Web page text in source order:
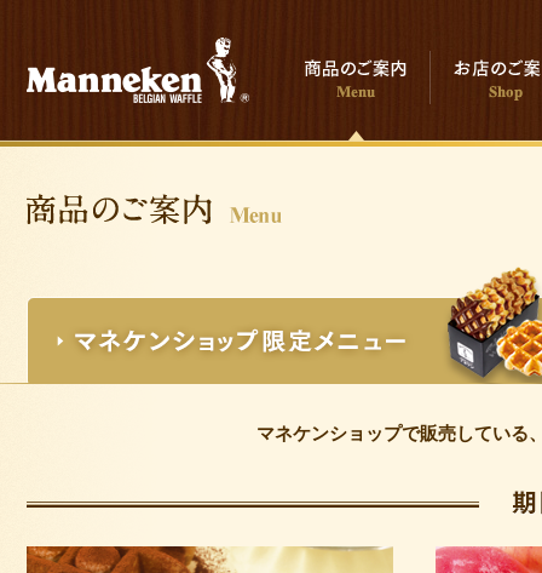
マネケンショップで販売している